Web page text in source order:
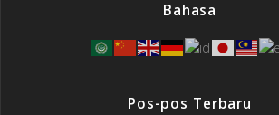
Bahasa
Pos-pos Terbaru